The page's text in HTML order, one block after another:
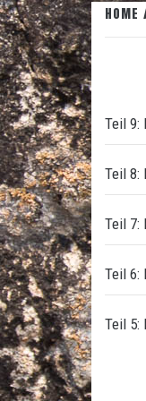
HOME
Teil 9:
Teil 8:
Teil 7:
Teil 6:
Teil 5: